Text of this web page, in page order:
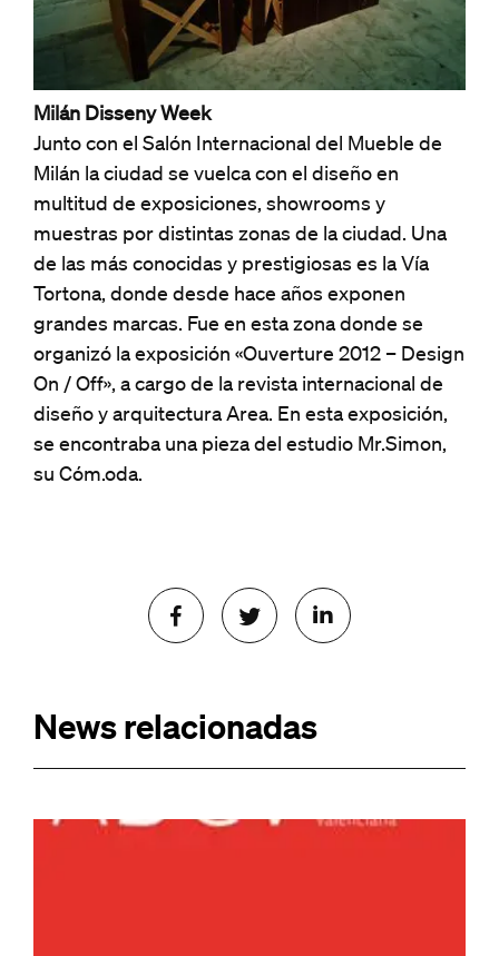
Milán Disseny Week
Junto con el Salón Internacional del Mueble de
Milán la ciudad se vuelca con el diseño en
multitud de exposiciones, showrooms y
muestras por distintas zonas de la ciudad. Una
de las más conocidas y prestigiosas es la Vía
Tortona, donde desde hace años exponen
grandes marcas. Fue en esta zona donde se
organizó la exposición «Ouverture 2012 – Design
On / Off», a cargo de la revista internacional de
diseño y arquitectura Area. En esta exposición,
se encontraba una pieza del estudio Mr.Simon,
su Cóm.oda.
News relacionadas